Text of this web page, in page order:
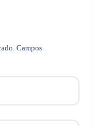
Campos